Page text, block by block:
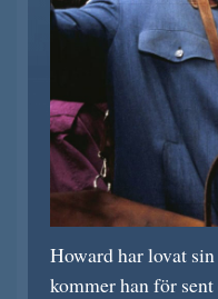
Howard har lovat
kommer han för